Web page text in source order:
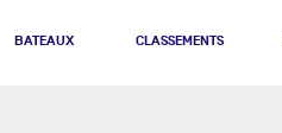
BATEAUX CLASSEMENTS